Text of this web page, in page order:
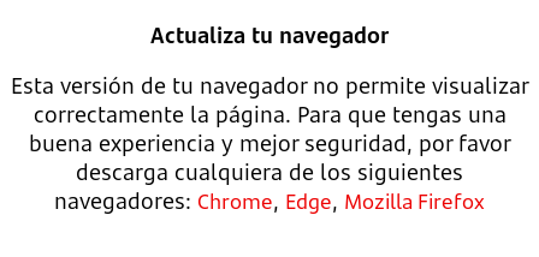
Actualiza tu navegador
Esta versión de tu navegador no permite visualizar
correctamente la página. Para que tengas una
buena experiencia y mejor seguridad, por favor
descarga cualquiera de los siguientes
navegadores: Chrome, Edge, Mozilla Firefox